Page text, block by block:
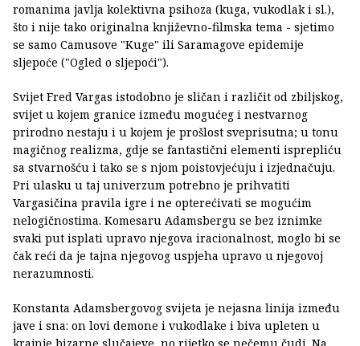
romanima javlja kolektivna psihoza (kuga, vukodlak i sl.),
što i nije tako originalna književno-filmska tema - sjetimo
se samo Camusove "Kuge" ili Saramagove epidemije
sljepoće ("Ogled o sljepoći").
Svijet Fred Vargas istodobno je sličan i različit od zbiljskog,
svijet u kojem granice između mogućeg i nestvarnog
prirodno nestaju i u kojem je prošlost sveprisutna; u tonu
magičnog realizma, gdje se fantastični elementi isprepliću
sa stvarnošću i tako se s njom poistovjećuju i izjednačuju.
Pri ulasku u taj univerzum potrebno je prihvatiti
Vargasičina pravila igre i ne opterećivati se mogućim
nelogičnostima. Komesaru Adamsbergu se bez iznimke
svaki put isplati upravo njegova iracionalnost, moglo bi se
čak reći da je tajna njegovog uspjeha upravo u njegovoj
nerazumnosti.
Konstanta Adamsbergovog svijeta je nejasna linija između
jave i sna: on lovi demone i vukodlake i biva upleten u